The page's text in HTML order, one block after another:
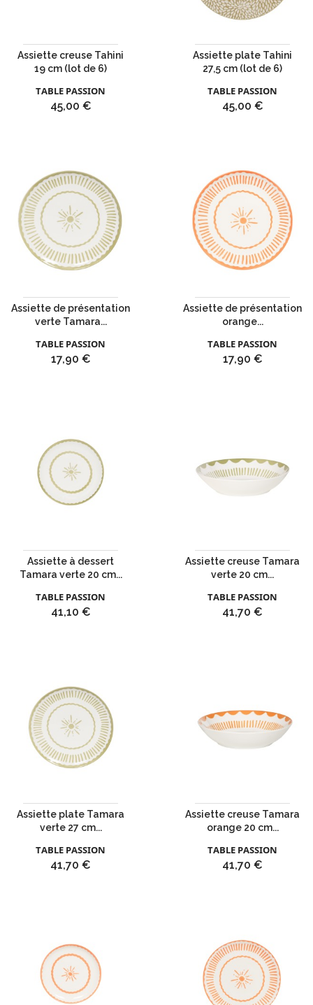
Assiette creuse Tahini
19 cm (lot de 6)
TABLE PASSION
Prix
45,00 €
Assiette plate Tahini
27,5 cm (lot de 6)
TABLE PASSION
Prix
45,00 €
Assiette de présentation
verte Tamara...
TABLE PASSION
Prix
17,90 €
Assiette de présentation
orange...
TABLE PASSION
Prix
17,90 €
Assiette à dessert
Tamara verte 20 cm...
TABLE PASSION
Prix
41,10 €
Assiette creuse Tamara
verte 20 cm...
TABLE PASSION
Prix
41,70 €
Assiette plate Tamara
verte 27 cm...
TABLE PASSION
Prix
41,70 €
Assiette creuse Tamara
orange 20 cm...
TABLE PASSION
Prix
41,70 €